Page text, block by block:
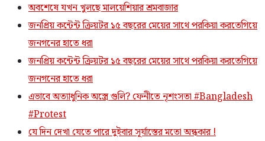
অবশেষে যখন খুলছে মালয়েশিয়ার শ্রমবাজার
জনপ্রিয় কন্টেন্ট ক্রিয়টর ১৫ বছরের মেয়ের সাথে পরকিয়া করতেগিয়ে
জনগনের হাতে ধরা
জনপ্রিয় কন্টেন্ট ক্রিয়টর ১৫ বছরের মেয়ের সাথে পরকিয়া করতেগিয়ে
জনগনের হাতে ধরা
এভাবে অত্যাধুনিক অস্ত্রে গুলি? ফেনীতে নৃশংসতা #Bangladesh
#Protest
যে দিন দেখা যেতে পারে দুইবার সূর্যাস্তের মতো অন্ধকার !